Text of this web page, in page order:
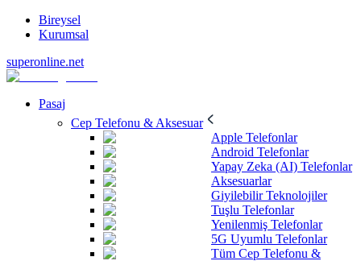
Bireysel
Kurumsal
superonline.net
Pasaj
Cep Telefonu & Aksesuar
Apple Telefonlar
Android Telefonlar
Yapay Zeka (AI) Telefonlar
Aksesuarlar
Giyilebilir Teknolojiler
Tuşlu Telefonlar
Yenilenmiş Telefonlar
5G Uyumlu Telefonlar
Tüm Cep Telefonu &